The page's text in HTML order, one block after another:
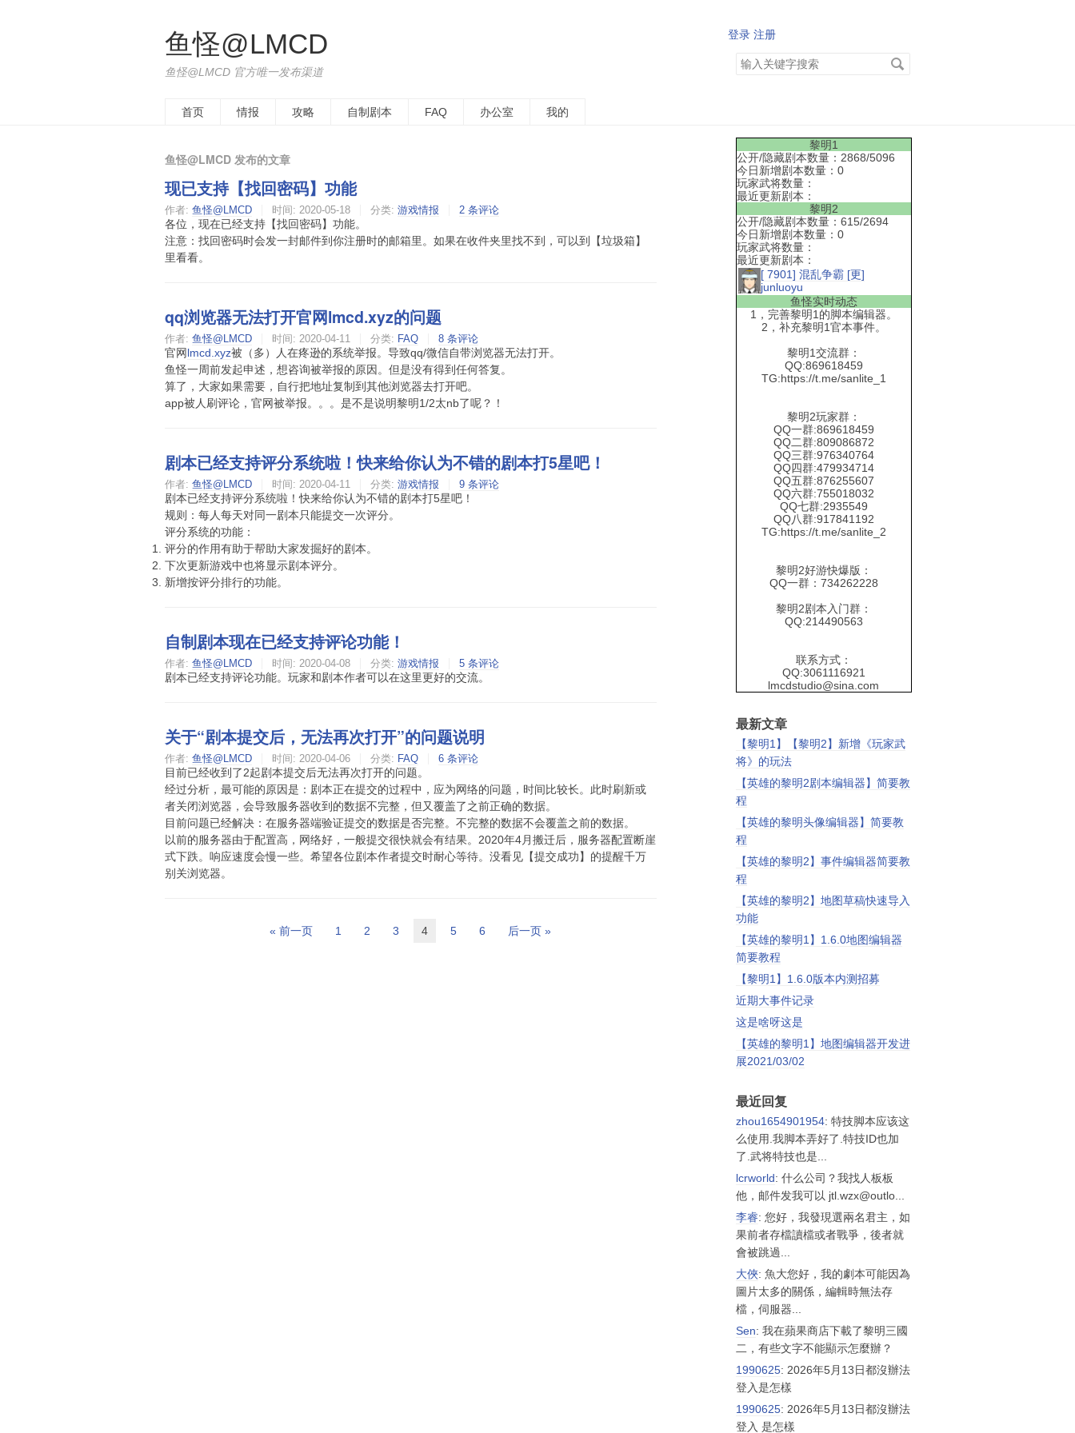
鱼怪@LMCD
鱼怪@LMCD 官方唯一发布渠道
登录 注册
搜
索
首页 情报 攻略 自制剧本 FAQ 办公室 我的
鱼怪@LMCD 发布的文章
现已支持【找回密码】功能
作者: 鱼怪@LMCD 时间: 2020-05-18 分类: 游戏情报 2 条评论
各位，现在已经支持【找回密码】功能。
注意：找回密码时会发一封邮件到你注册时的邮箱里。如果在收件夹里找不到，可以到【垃圾箱】
里看看。
qq浏览器无法打开官网lmcd.xyz的问题
作者: 鱼怪@LMCD 时间: 2020-04-11 分类: FAQ 8 条评论
官网lmcd.xyz被（多）人在疼逊的系统举报。导致qq/微信自带浏览器无法打开。
鱼怪一周前发起申述，想咨询被举报的原因。但是没有得到任何答复。
算了，大家如果需要，自行把地址复制到其他浏览器去打开吧。
app被人刷评论，官网被举报。。。是不是说明黎明1/2太nb了呢？！
剧本已经支持评分系统啦！快来给你认为不错的剧本打5星吧！
作者: 鱼怪@LMCD 时间: 2020-04-11 分类: 游戏情报 9 条评论
剧本已经支持评分系统啦！快来给你认为不错的剧本打5星吧！
规则：每人每天对同一剧本只能提交一次评分。
评分系统的功能：
评分的作用有助于帮助大家发掘好的剧本。
下次更新游戏中也将显示剧本评分。
新增按评分排行的功能。
自制剧本现在已经支持评论功能！
作者: 鱼怪@LMCD 时间: 2020-04-08 分类: 游戏情报 5 条评论
剧本已经支持评论功能。玩家和剧本作者可以在这里更好的交流。
关于“剧本提交后，无法再次打开”的问题说明
作者: 鱼怪@LMCD 时间: 2020-04-06 分类: FAQ 6 条评论
目前已经收到了2起剧本提交后无法再次打开的问题。
经过分析，最可能的原因是：剧本正在提交的过程中，应为网络的问题，时间比较长。此时刷新或
者关闭浏览器，会导致服务器收到的数据不完整，但又覆盖了之前正确的数据。
目前问题已经解决：在服务器端验证提交的数据是否完整。不完整的数据不会覆盖之前的数据。
以前的服务器由于配置高，网络好，一般提交很快就会有结果。2020年4月搬迁后，服务器配置断崖
式下跌。响应速度会慢一些。希望各位剧本作者提交时耐心等待。没看见【提交成功】的提醒千万
别关浏览器。
« 前一页 1 2 3 4 5 6 后一页 »
黎明1
公开/隐藏剧本数量：2868/5096
今日新增剧本数量：0
玩家武将数量：
最近更新剧本：
黎明2
公开/隐藏剧本数量：615/2694
今日新增剧本数量：0
玩家武将数量：
最近更新剧本：
[ 7901] 混乱争霸 [更]
junluoyu
鱼怪实时动态
1，完善黎明1的脚本编辑器。
2，补充黎明1官本事件。
黎明1交流群：
QQ:869618459
TG:https://t.me/sanlite_1
黎明2玩家群：
QQ一群:869618459
QQ二群:809086872
QQ三群:976340764
QQ四群:479934714
QQ五群:876255607
QQ六群:755018032
QQ七群:2935549
QQ八群:917841192
TG:https://t.me/sanlite_2
黎明2好游快爆版：
QQ一群：734262228
黎明2剧本入门群：
QQ:214490563
联系方式：
QQ:3061116921
lmcdstudio@sina.com
最新文章
【黎明1】【黎明2】新增《玩家武
将》的玩法
【英雄的黎明2剧本编辑器】简要教
程
【英雄的黎明头像编辑器】简要教
程
【英雄的黎明2】事件编辑器简要教
程
【英雄的黎明2】地图草稿快速导入
功能
【英雄的黎明1】1.6.0地图编辑器
简要教程
【黎明1】1.6.0版本内测招募
近期大事件记录
这是啥呀这是
【英雄的黎明1】地图编辑器开发进
展2021/03/02
最近回复
zhou1654901954: 特技脚本应该这
么使用.我脚本弄好了.特技ID也加
了.武将特技也是...
lcrworld: 什么公司？我找人板板
他，邮件发我可以 jtl.wzx@outlo...
李睿: 您好，我發現選兩名君主，如
果前者存檔讀檔或者戰爭，後者就
會被跳過...
大俠: 魚大您好，我的劇本可能因為
圖片太多的關係，編輯時無法存
檔，伺服器...
Sen: 我在蘋果商店下載了黎明三國
二，有些文字不能顯示怎麼辦？
1990625: 2026年5月13日都沒辦法
登入是怎樣
1990625: 2026年5月13日都沒辦法
登入 是怎樣